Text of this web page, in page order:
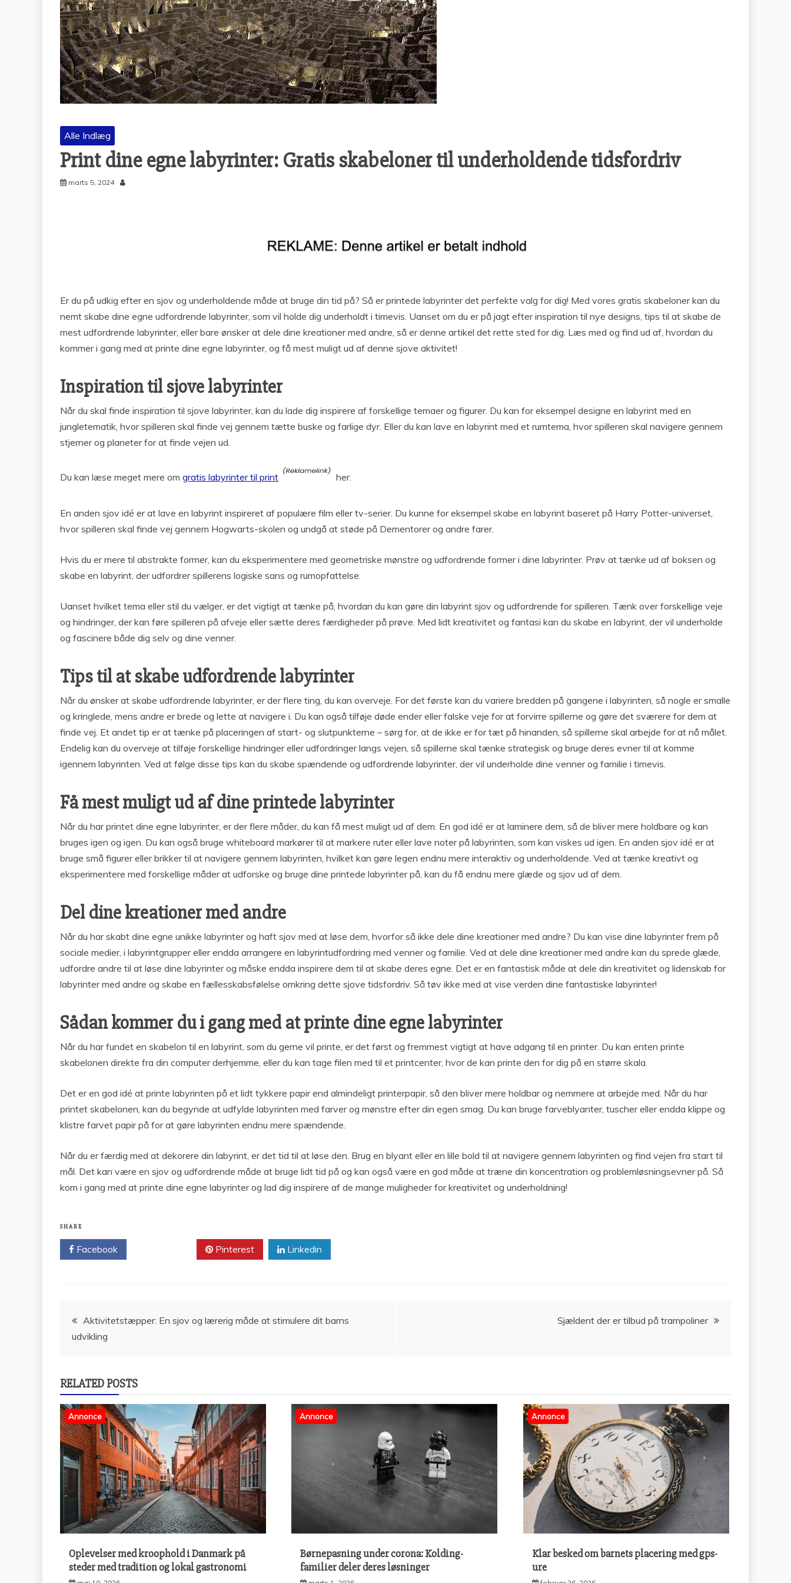
Alle Indlæg
Print dine egne labyrinter: Gratis skabeloner til underholdende tidsfordriv
marts 5, 2024
Er du på udkig efter en sjov og underholdende måde at bruge din tid på? Så er printede labyrinter det perfekte valg for dig! Med vores gratis skabeloner kan du
nemt skabe dine egne udfordrende labyrinter, som vil holde dig underholdt i timevis. Uanset om du er på jagt efter inspiration til nye designs, tips til at skabe de
mest udfordrende labyrinter, eller bare ønsker at dele dine kreationer med andre, så er denne artikel det rette sted for dig. Læs med og find ud af, hvordan du
kommer i gang med at printe dine egne labyrinter, og få mest muligt ud af denne sjove aktivitet!
Inspiration til sjove labyrinter
Når du skal finde inspiration til sjove labyrinter, kan du lade dig inspirere af forskellige temaer og figurer. Du kan for eksempel designe en labyrint med en
jungletematik, hvor spilleren skal finde vej gennem tætte buske og farlige dyr. Eller du kan lave en labyrint med et rumtema, hvor spilleren skal navigere gennem
stjerner og planeter for at finde vejen ud.
Du kan læse meget mere om gratis labyrinter til print her.
En anden sjov idé er at lave en labyrint inspireret af populære film eller tv-serier. Du kunne for eksempel skabe en labyrint baseret på Harry Potter-universet,
hvor spilleren skal finde vej gennem Hogwarts-skolen og undgå at støde på Dementorer og andre farer.
Hvis du er mere til abstrakte former, kan du eksperimentere med geometriske mønstre og udfordrende former i dine labyrinter. Prøv at tænke ud af boksen og
skabe en labyrint, der udfordrer spillerens logiske sans og rumopfattelse.
Uanset hvilket tema eller stil du vælger, er det vigtigt at tænke på, hvordan du kan gøre din labyrint sjov og udfordrende for spilleren. Tænk over forskellige veje
og hindringer, der kan føre spilleren på afveje eller sætte deres færdigheder på prøve. Med lidt kreativitet og fantasi kan du skabe en labyrint, der vil underholde
og fascinere både dig selv og dine venner.
Tips til at skabe udfordrende labyrinter
Når du ønsker at skabe udfordrende labyrinter, er der flere ting, du kan overveje. For det første kan du variere bredden på gangene i labyrinten, så nogle er smalle
og kringlede, mens andre er brede og lette at navigere i. Du kan også tilføje døde ender eller falske veje for at forvirre spillerne og gøre det sværere for dem at
finde vej. Et andet tip er at tænke på placeringen af start- og slutpunkterne – sørg for, at de ikke er for tæt på hinanden, så spillerne skal arbejde for at nå målet.
Endelig kan du overveje at tilføje forskellige hindringer eller udfordringer langs vejen, så spillerne skal tænke strategisk og bruge deres evner til at komme
igennem labyrinten. Ved at følge disse tips kan du skabe spændende og udfordrende labyrinter, der vil underholde dine venner og familie i timevis.
Få mest muligt ud af dine printede labyrinter
Når du har printet dine egne labyrinter, er der flere måder, du kan få mest muligt ud af dem. En god idé er at laminere dem, så de bliver mere holdbare og kan
bruges igen og igen. Du kan også bruge whiteboard markører til at markere ruter eller lave noter på labyrinten, som kan viskes ud igen. En anden sjov idé er at
bruge små figurer eller brikker til at navigere gennem labyrinten, hvilket kan gøre legen endnu mere interaktiv og underholdende. Ved at tænke kreativt og
eksperimentere med forskellige måder at udforske og bruge dine printede labyrinter på, kan du få endnu mere glæde og sjov ud af dem.
Del dine kreationer med andre
Når du har skabt dine egne unikke labyrinter og haft sjov med at løse dem, hvorfor så ikke dele dine kreationer med andre? Du kan vise dine labyrinter frem på
sociale medier, i labyrintgrupper eller endda arrangere en labyrintudfordring med venner og familie. Ved at dele dine kreationer med andre kan du sprede glæde,
udfordre andre til at løse dine labyrinter og måske endda inspirere dem til at skabe deres egne. Det er en fantastisk måde at dele din kreativitet og lidenskab for
labyrinter med andre og skabe en fællesskabsfølelse omkring dette sjove tidsfordriv. Så tøv ikke med at vise verden dine fantastiske labyrinter!
Sådan kommer du i gang med at printe dine egne labyrinter
Når du har fundet en skabelon til en labyrint, som du gerne vil printe, er det først og fremmest vigtigt at have adgang til en printer. Du kan enten printe
skabelonen direkte fra din computer derhjemme, eller du kan tage filen med til et printcenter, hvor de kan printe den for dig på en større skala.
Det er en god idé at printe labyrinten på et lidt tykkere papir end almindeligt printerpapir, så den bliver mere holdbar og nemmere at arbejde med. Når du har
printet skabelonen, kan du begynde at udfylde labyrinten med farver og mønstre efter din egen smag. Du kan bruge farveblyanter, tuscher eller endda klippe og
klistre farvet papir på for at gøre labyrinten endnu mere spændende.
Når du er færdig med at dekorere din labyrint, er det tid til at løse den. Brug en blyant eller en lille bold til at navigere gennem labyrinten og find vejen fra start til
mål. Det kan være en sjov og udfordrende måde at bruge lidt tid på og kan også være en god måde at træne din koncentration og problemløsningsevner på. Så
kom i gang med at printe dine egne labyrinter og lad dig inspirere af de mange muligheder for kreativitet og underholdning!
SHARE
Facebook Pinterest Linkedin
Indlægsnavigation
Aktivitetstæpper: En sjov og lærerig måde at stimulere dit barns
udvikling
Sjældent der er tilbud på trampoliner
RELATED POSTS
Annonce
Oplevelser med kroophold i Danmark på
steder med tradition og lokal gastronomi
Annonce
Børnepasning under corona: Kolding-
familier deler deres løsninger
Annonce
Klar besked om barnets placering med gps-
ure